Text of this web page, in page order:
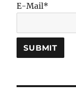
E-Mail*